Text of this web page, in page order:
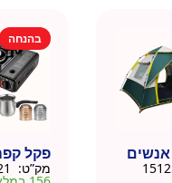
בהנחה
פקל
מק”ט: